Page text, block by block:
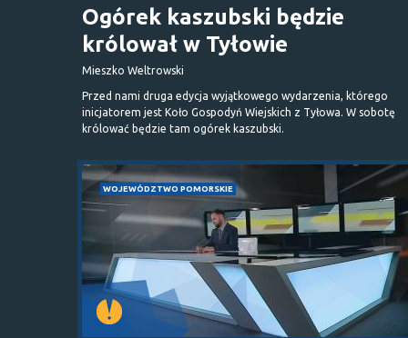
Ogórek kaszubski będzie
królował w Tyłowie
Mieszko Weltrowski
Przed nami druga edycja wyjątkowego wydarzenia, którego
inicjatorem jest Koło Gospodyń Wiejskich z Tyłowa. W sobotę
królować będzie tam ogórek kaszubski.
WOJEWÓDZTWO POMORSKIE